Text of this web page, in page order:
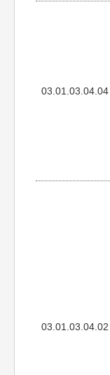
03.01.03.04.04
03.01.03.04.02